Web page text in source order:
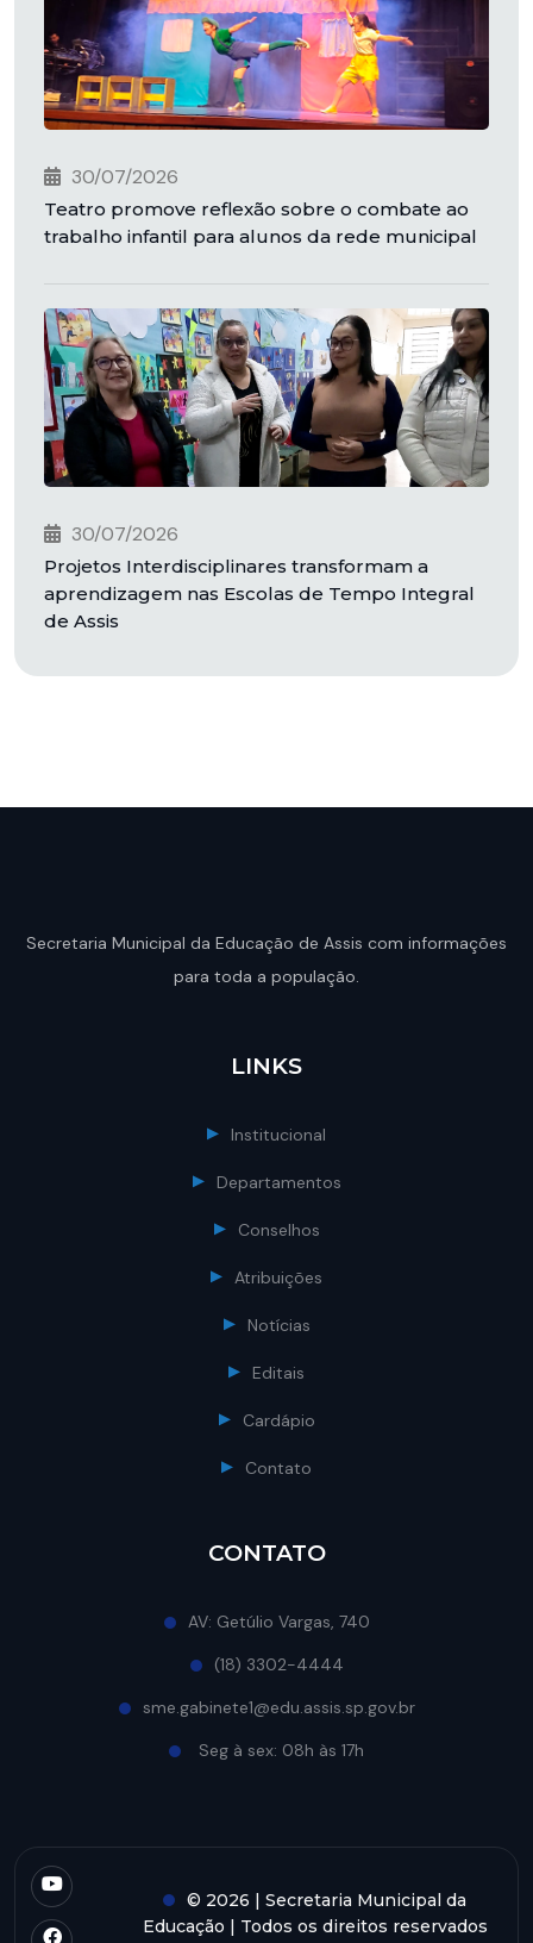
30/07/2026
Teatro promove reflexão sobre o combate ao
trabalho infantil para alunos da rede municipal
30/07/2026
Projetos Interdisciplinares transformam a
aprendizagem nas Escolas de Tempo Integral
de Assis
Secretaria Municipal da Educação de Assis com informações
para toda a população.
LINKS
Institucional
Departamentos
Conselhos
Atribuições
Notícias
Editais
Cardápio
Contato
CONTATO
AV: Getúlio Vargas, 740
(18) 3302-4444
sme.gabinete1@edu.assis.sp.gov.br
Seg à sex: 08h às 17h
© 2026 | Secretaria Municipal da
Educação | Todos os direitos reservados